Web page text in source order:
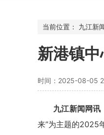
当前位置： 九江新
新港镇
时间：2025-08-05
九江新闻网讯
来”为主题的2025